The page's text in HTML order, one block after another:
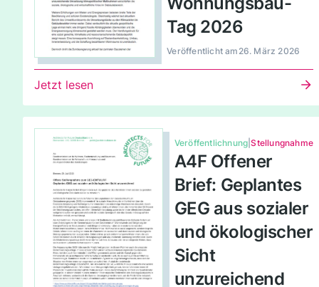
Tag 2026
Veröffentlicht am 26. März 2026
Jetzt lesen
Veröffentlichnung |Stellungnahme
A4F Offener
Brief: Geplantes
GEG aus sozialer
und ökologischer
Sicht
unzureichend